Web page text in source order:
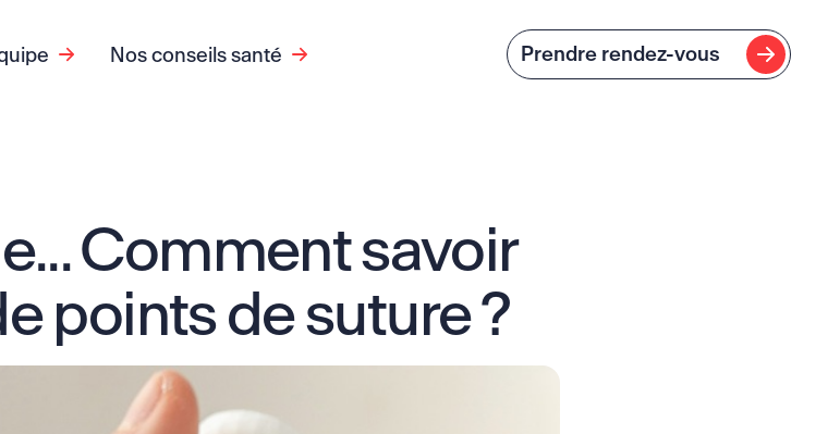
Nos conseils santé Prendre rendez-
Prendre rendez-vous
Comment savoir
points de suture ?